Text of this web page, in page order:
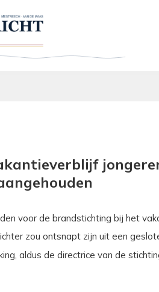
voor de brandstichting bij het
zou ontsnapt zijn uit een
aldus de directrice van de